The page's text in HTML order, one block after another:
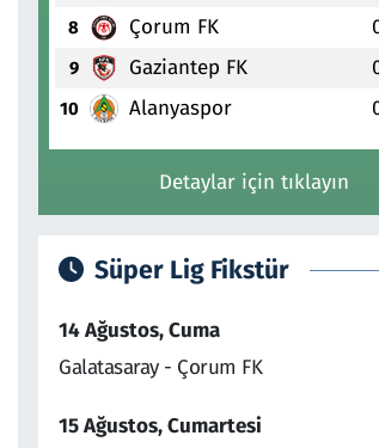
8 Çorum FK
9 Gaziantep FK
10 Alanyaspor
Detaylar için tıklayın
Süper Lig Fikstür
14 Ağustos, Cuma
Galatasaray - Çorum FK
15 Ağustos, Cumartesi